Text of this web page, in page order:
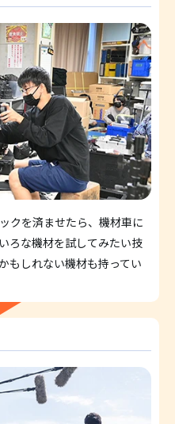
クを済ませたら、機材車に
ろな機材を試してみたい技
もしれない機材も持ってい